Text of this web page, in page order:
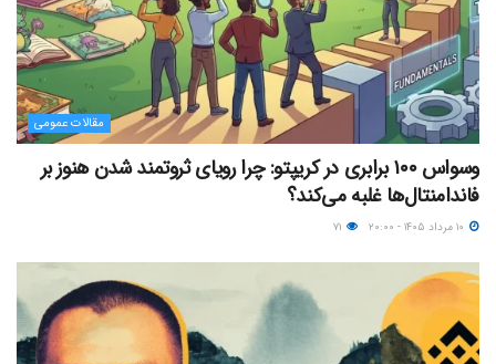
مقالات عمومی
وسواس ۱۰۰ برابری در کریپتو: چرا رویای ثروتمند شدن هنوز بر
فاندامنتال‌ها غلبه می‌کند؟